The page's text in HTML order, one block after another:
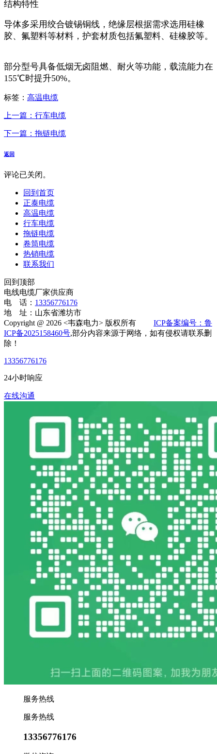
结构特性
导体多采用绞合镀锡铜线，绝缘层根据需求选用硅橡
胶、氟塑料等材料，护套材质包括氟塑料、硅橡胶等。
部分型号具备低烟无卤阻燃、耐火等功能，载流能力在
155℃时提升50%。 ‌
标签： 高温电缆
上一篇：行车电缆
下一篇：拖链电缆
返回
评论已关闭。
回到首页
正泰电缆
高温电缆
行车电缆
拖链电缆
卷筒电缆
热销电缆
联系我们
回到顶部
电线电缆厂家供应商
电 话： 13356776176
地 址：山东省潍坊市
Copyright @ 2026 <韦森电力> 版权所有 ICP备案编号：鲁
ICP备2025158460号,部分内容来源于网络，如有侵权请联系删
除！
13356776176
24小时响应
在线沟通
服务热线
服务热线
13356776176